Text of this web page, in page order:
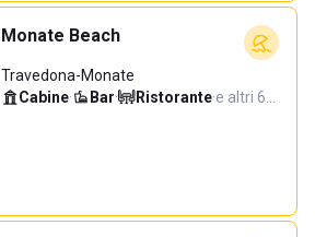
Monate Beach
Travedona-Monate
Cabine· Bar· Ristorante·e altri 6…